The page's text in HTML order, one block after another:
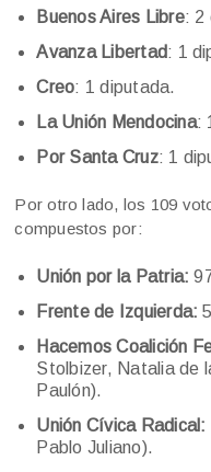
Buenos Aires Libre: 2
Avanza Libertad: 1
Creo: 1 diputada.
La Unión Mendocina:
Por Santa Cruz: 1
Por otro lado, los 109
compuestos por:
Unión por la Patria:
Frente de Izquierda:
Hacemos Coalición
Stolbizer, Natalia de
Paulón).
Unión Cívica Radical:
Pablo Juliano).